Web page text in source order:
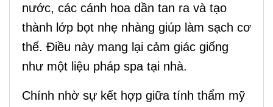
nước, các cánh hoa dần tan ra và tạo
thành lớp bọt nhẹ nhàng giúp làm sạch cơ
thể. Điều này mang lại cảm giác giống
như một liệu pháp spa tại nhà.
Chính nhờ sự kết hợp giữa tính thẩm mỹ